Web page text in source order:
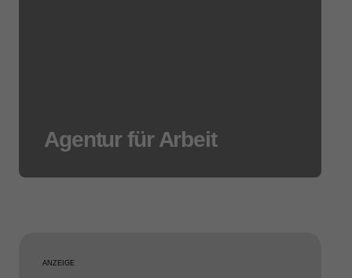
Agentur für Arbeit
ANZEIGE